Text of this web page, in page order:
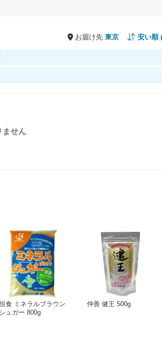
お届け先
ません
食 ミネラルブラウン
シュガー 800g
仲善 健王 500g